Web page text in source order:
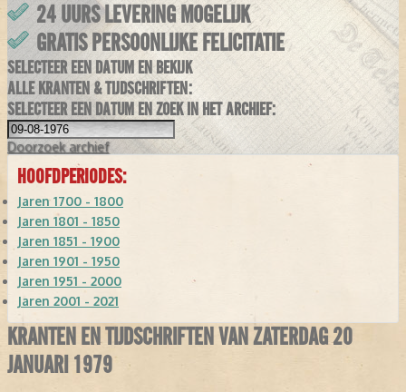
24 UURS LEVERING MOGELIJK
GRATIS PERSOONLIJKE FELICITATIE
SELECTEER EEN DATUM EN BEKIJK
ALLE KRANTEN & TIJDSCHRIFTEN:
SELECTEER EEN DATUM EN ZOEK IN HET ARCHIEF:
Doorzoek archief
HOOFDPERIODES:
Jaren 1700 - 1800
Jaren 1801 - 1850
Jaren 1851 - 1900
Jaren 1901 - 1950
Jaren 1951 - 2000
Jaren 2001 - 2021
KRANTEN EN TIJDSCHRIFTEN VAN ZATERDAG 20
JANUARI 1979